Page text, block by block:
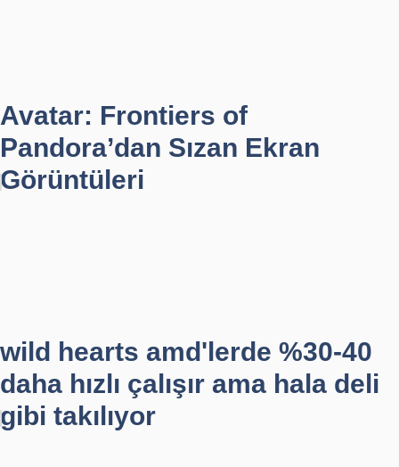
Avatar: Frontiers of
Pandora’dan Sızan Ekran
Görüntüleri
wild hearts amd'lerde %30-40
daha hızlı çalışır ama hala deli
gibi takılıyor